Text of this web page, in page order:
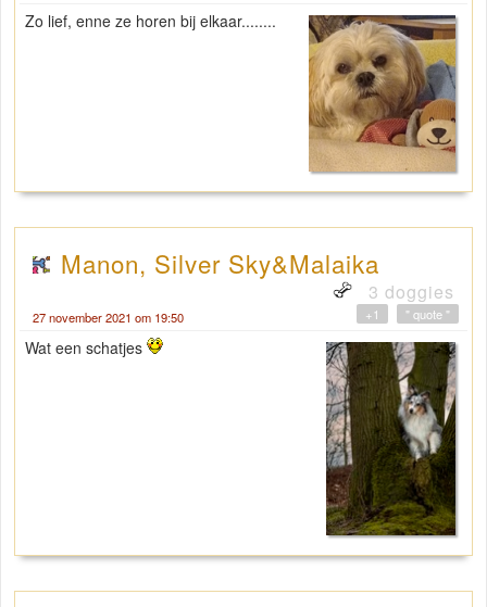
Zo lief, enne ze horen bij elkaar........
Manon, Silver Sky&Malaika
3 doggies
27 november 2021 om 19:50 " quote "
+1
Wat een schatjes